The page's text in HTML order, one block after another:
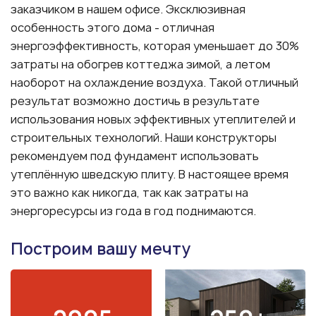
заказчиком в нашем офисе. Эксклюзивная
особенность этого дома - отличная
энергоэффективность, которая уменьшает до 30%
затраты на обогрев коттеджа зимой, а летом
наоборот на охлаждение воздуха. Такой отличный
результат возможно достичь в результате
использования новых эффективных утеплителей и
строительных технологий. Наши конструкторы
рекомендуем под фундамент использовать
утеплённую шведскую плиту. В настоящее время
это важно как никогда, так как затраты на
энергоресурсы из года в год поднимаются.
Построим вашу мечту